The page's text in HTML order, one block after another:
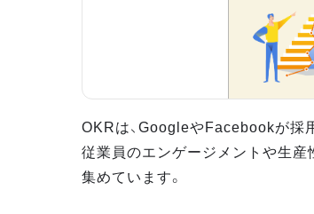
OKRは、GoogleやFacebookが採
従業員のエンゲージメントや生産
集めています。